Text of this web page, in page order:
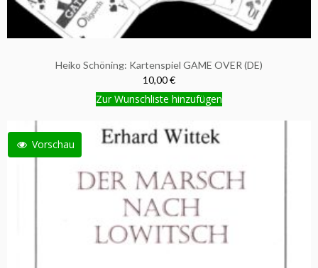
Heiko Schöning: Kartenspiel GAME OVER (DE)
10,00 €
Zur Wunschliste hinzufügen
Vorschau